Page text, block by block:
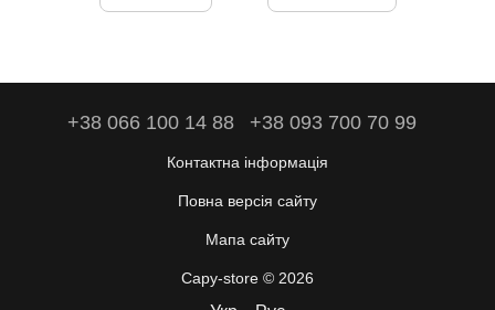
+38 066 100 14 88 +38 093 700 70 99
Контактна інформація
Повна версія сайту
Мапа сайту
Capy-store © 2026